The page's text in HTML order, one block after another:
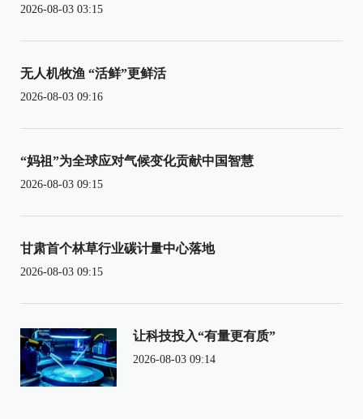
2026-08-03 03:15
无人机牧渔 “活鲜”更鲜活
2026-08-03 09:16
“妈祖”为全球应对气候变化贡献中国智慧
2026-08-03 09:15
甘肃首个林草行业碳计量中心落地
2026-08-03 09:15
让科技投入“有量更有质”
2026-08-03 09:14